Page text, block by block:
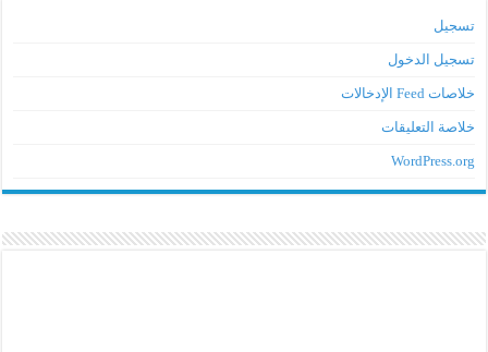
تسجيل
تسجيل الدخول
خلاصات Feed الإدخالات
خلاصة التعليقات
WordPress.org